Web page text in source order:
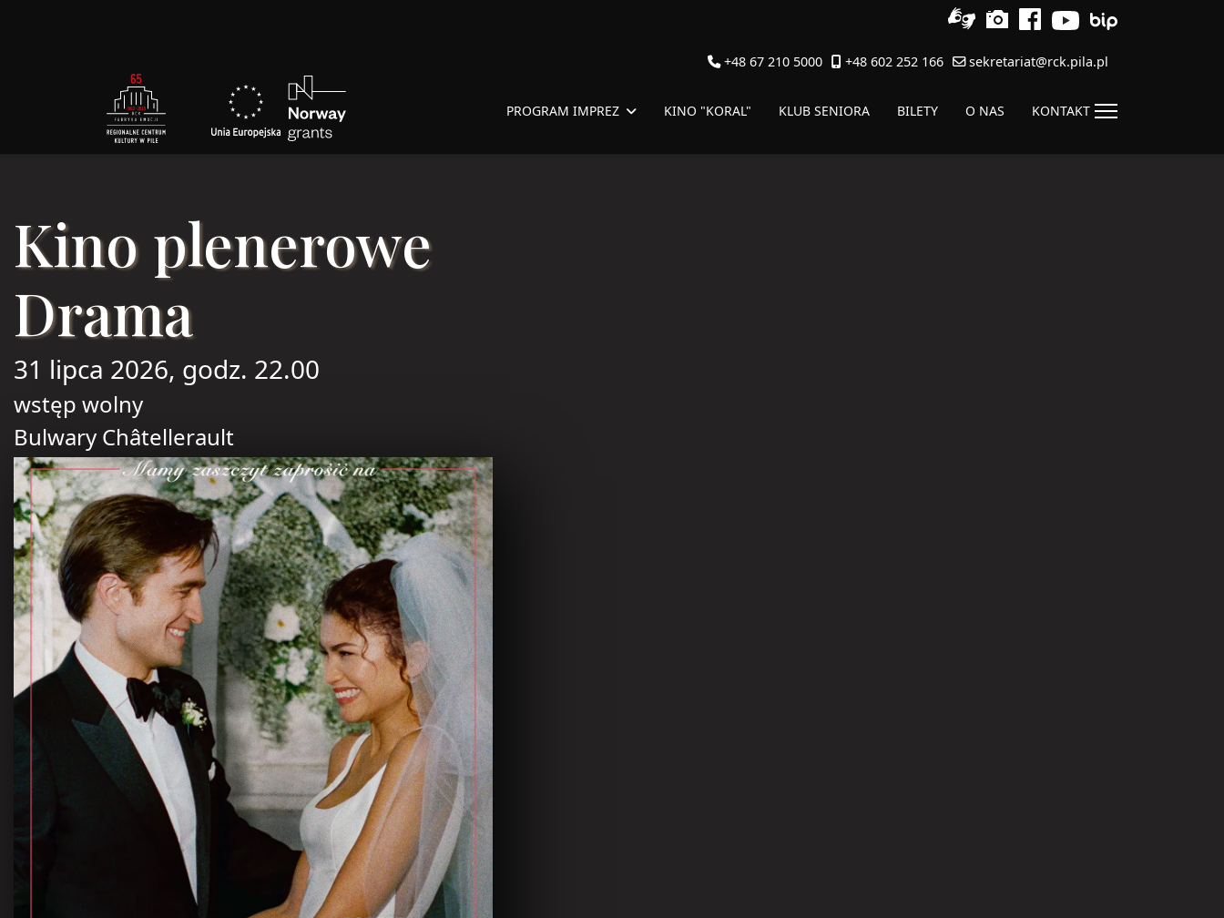
+48 67 210 5000 +48 602 252 166 sekretariat@rck.pila.pl
PROGRAM IMPREZ KINO "KORAL" KLUB SENIORA BILETY O NAS KONTAKT
Kino plenerowe
Drama
31 lipca 2026, godz. 22.00
wstęp wolny
Bulwary Châtellerault